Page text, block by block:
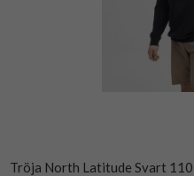
Tröja North Latitude Svart 110